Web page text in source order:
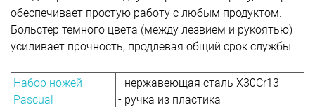
обеспечивает простую работу с любым продуктом.
Больстер темного цвета (между лезвием и рукоятью)
усиливает прочность, продлевая общий срок службы.
Набор ножей
Pascual
- нержавеющая сталь X30Cr13
- ручка из пластика